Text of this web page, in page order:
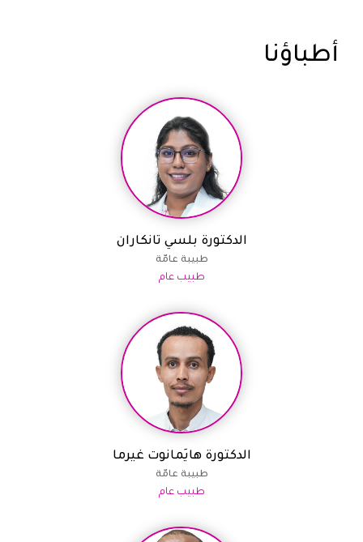
أطباؤنا
الدكتورة بلسي تانكاران
طبيبة عامّة
طبيب عام
الدكتورة هايَمانوت غيرما
طبيبة عامّة
طبيب عام